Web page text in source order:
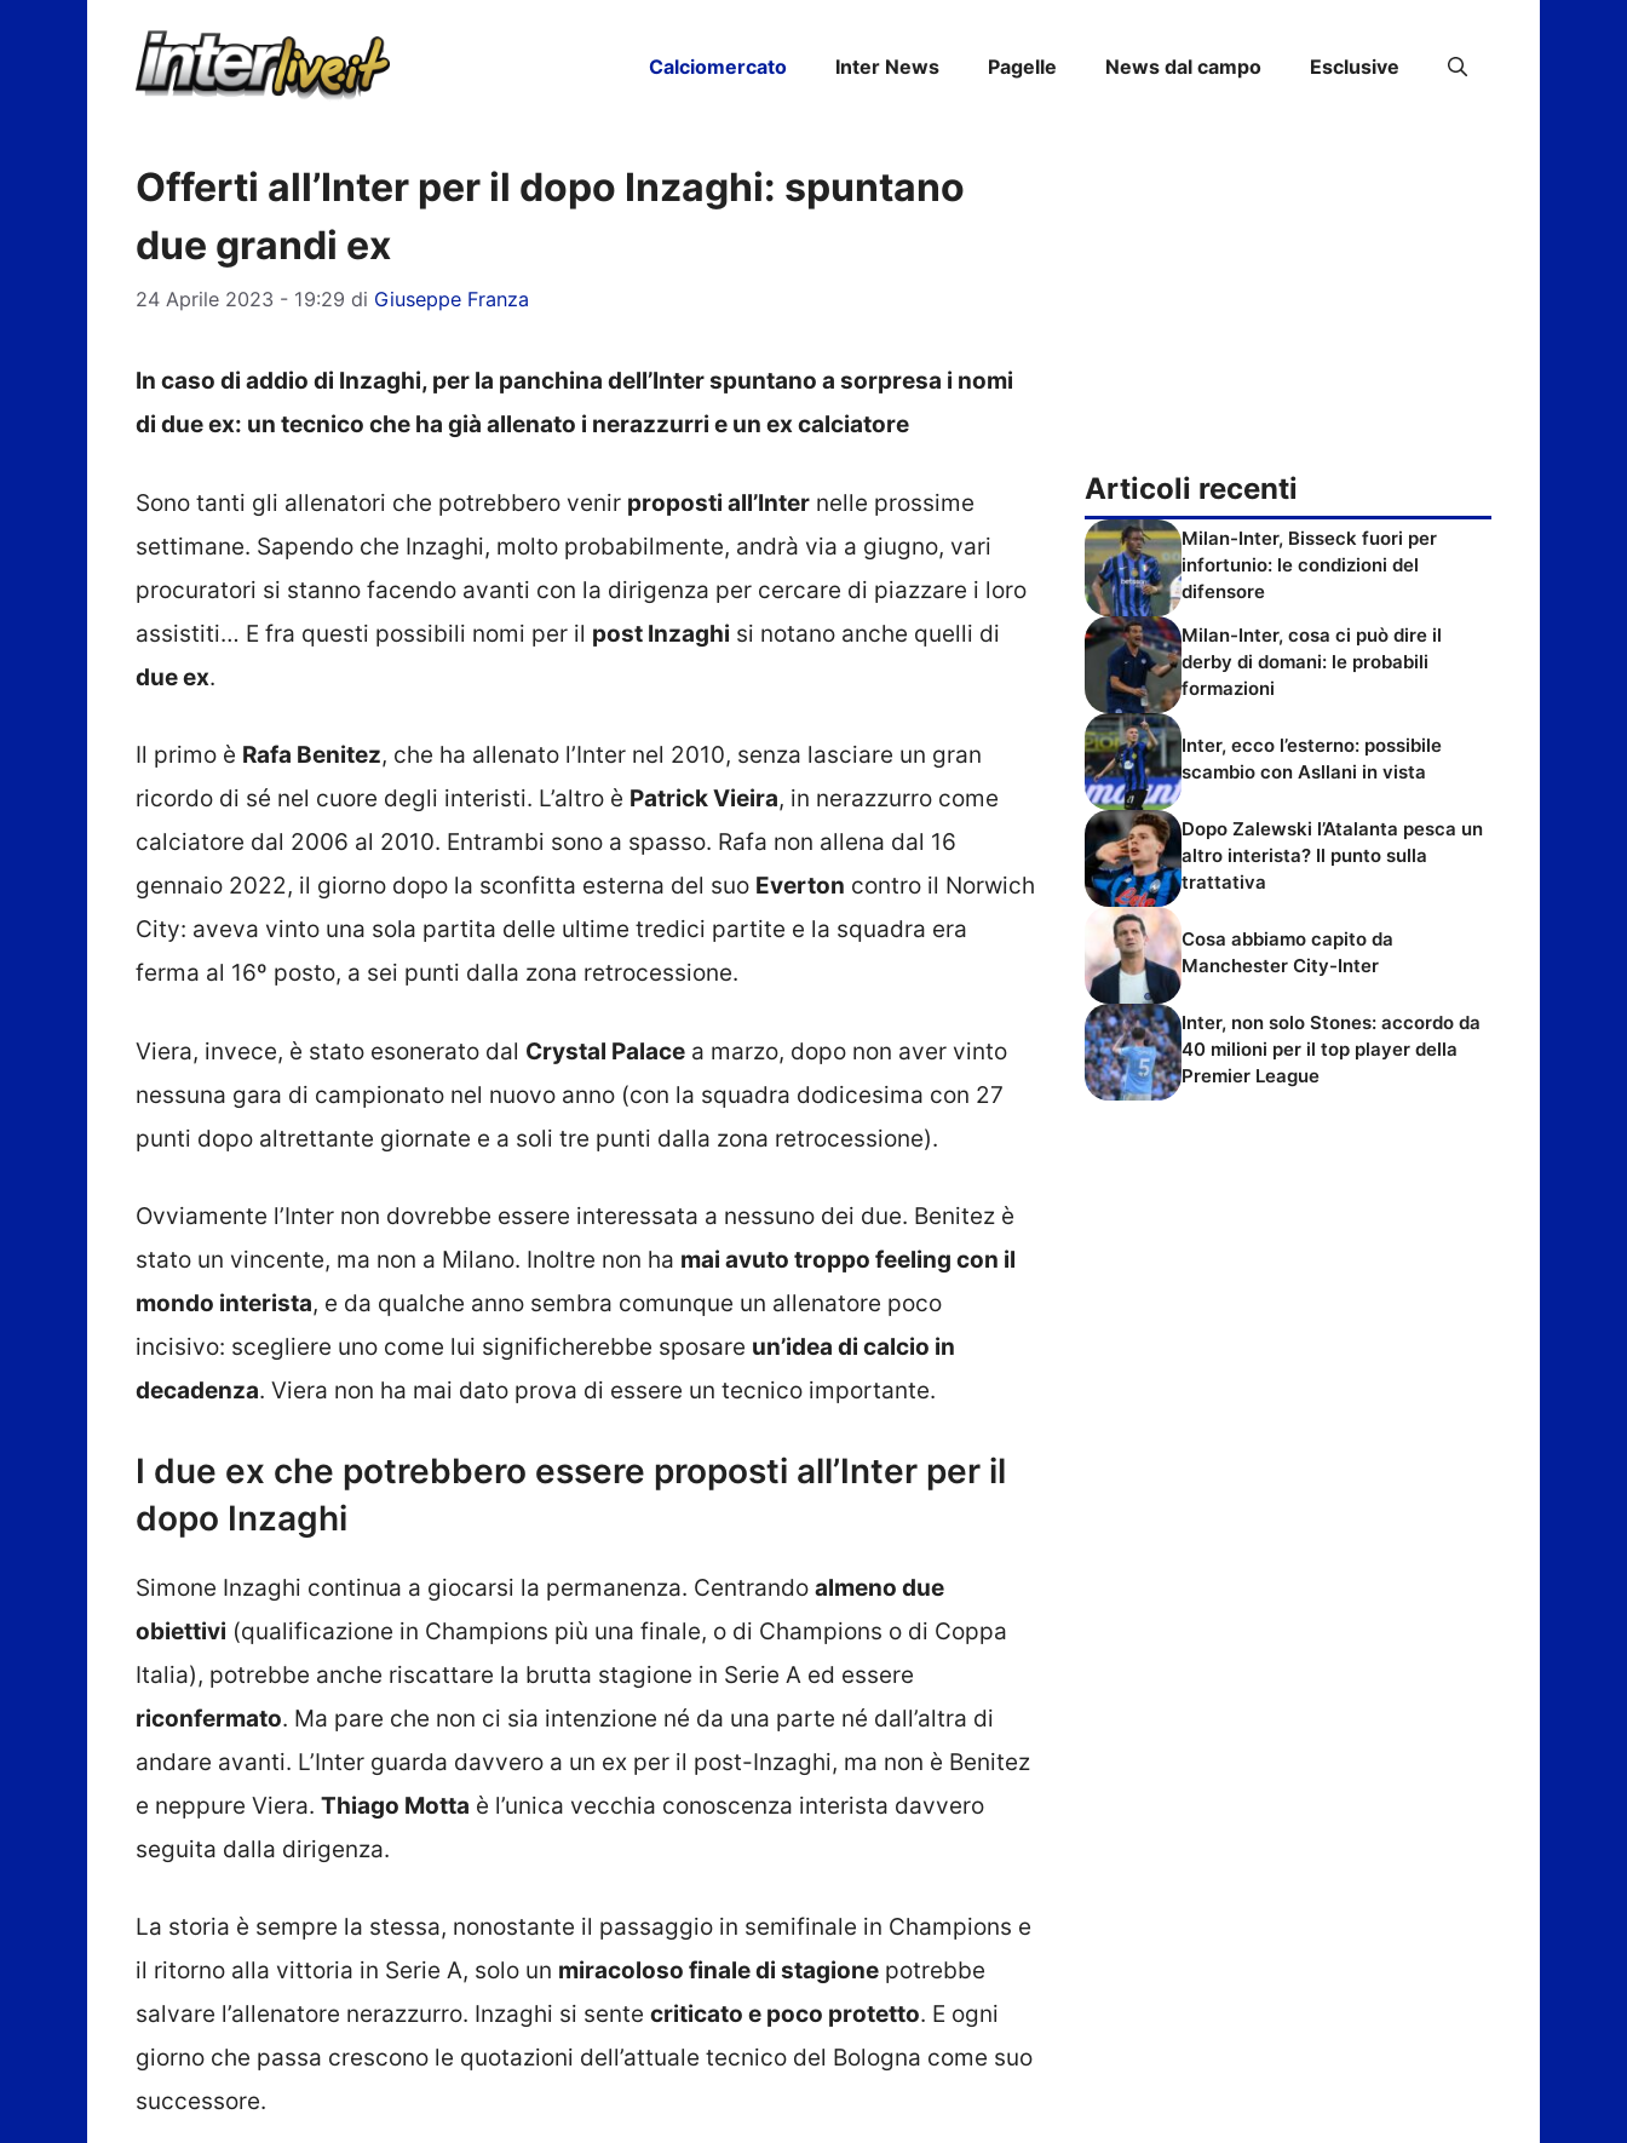
Calciomercato Inter News Pagelle News dal campo Esclusive
Offerti all’Inter per il dopo Inzaghi: spuntano
due grandi ex
24 Aprile 2023 - 19:29 di Giuseppe Franza
In caso di addio di Inzaghi, per la panchina dell’Inter spuntano a sorpresa i nomi
di due ex: un tecnico che ha già allenato i nerazzurri e un ex calciatore
Sono tanti gli allenatori che potrebbero venir proposti all’Inter nelle prossime
settimane. Sapendo che Inzaghi, molto probabilmente, andrà via a giugno, vari
procuratori si stanno facendo avanti con la dirigenza per cercare di piazzare i loro
assistiti… E fra questi possibili nomi per il post Inzaghi si notano anche quelli di
due ex.
Il primo è Rafa Benitez, che ha allenato l’Inter nel 2010, senza lasciare un gran
ricordo di sé nel cuore degli interisti. L’altro è Patrick Vieira, in nerazzurro come
calciatore dal 2006 al 2010. Entrambi sono a spasso. Rafa non allena dal 16
gennaio 2022, il giorno dopo la sconfitta esterna del suo Everton contro il Norwich
City: aveva vinto una sola partita delle ultime tredici partite e la squadra era
ferma al 16º posto, a sei punti dalla zona retrocessione.
Viera, invece, è stato esonerato dal Crystal Palace a marzo, dopo non aver vinto
nessuna gara di campionato nel nuovo anno (con la squadra dodicesima con 27
punti dopo altrettante giornate e a soli tre punti dalla zona retrocessione).
Ovviamente l’Inter non dovrebbe essere interessata a nessuno dei due. Benitez è
stato un vincente, ma non a Milano. Inoltre non ha mai avuto troppo feeling con il
mondo interista, e da qualche anno sembra comunque un allenatore poco
incisivo: scegliere uno come lui significherebbe sposare un’idea di calcio in
decadenza. Viera non ha mai dato prova di essere un tecnico importante.
I due ex che potrebbero essere proposti all’Inter per il
dopo Inzaghi
Simone Inzaghi continua a giocarsi la permanenza. Centrando almeno due
obiettivi (qualificazione in Champions più una finale, o di Champions o di Coppa
Italia), potrebbe anche riscattare la brutta stagione in Serie A ed essere
riconfermato. Ma pare che non ci sia intenzione né da una parte né dall’altra di
andare avanti. L’Inter guarda davvero a un ex per il post-Inzaghi, ma non è Benitez
e neppure Viera. Thiago Motta è l’unica vecchia conoscenza interista davvero
seguita dalla dirigenza.
La storia è sempre la stessa, nonostante il passaggio in semifinale in Champions e
il ritorno alla vittoria in Serie A, solo un miracoloso finale di stagione potrebbe
salvare l’allenatore nerazzurro. Inzaghi si sente criticato e poco protetto. E ogni
giorno che passa crescono le quotazioni dell’attuale tecnico del Bologna come suo
successore.
Articoli recenti
Milan-Inter, Bisseck fuori per
infortunio: le condizioni del
difensore
Milan-Inter, cosa ci può dire il
derby di domani: le probabili
formazioni
Inter, ecco l’esterno: possibile
scambio con Asllani in vista
Dopo Zalewski l’Atalanta pesca un
altro interista? Il punto sulla
trattativa
Cosa abbiamo capito da
Manchester City-Inter
Inter, non solo Stones: accordo da
40 milioni per il top player della
Premier League